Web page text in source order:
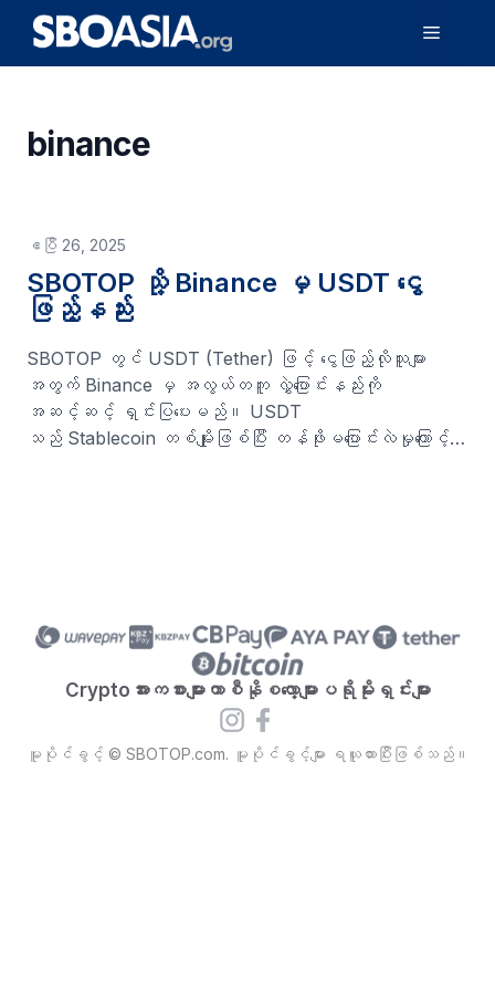
Skip
content
Menu
binance
ဧပြီ 26, 2025
SBOTOP သို့ Binance မှ USDT ငွေ
ဖြည့်နည်း
SBOTOP တွင် USDT (Tether) ဖြင့် ငွေဖြည့်လိုသူများ
အတွက် Binance မှ အလွယ်တကူ လွှဲပြောင်းနည်းကို
အဆင့်ဆင့် ရှင်းပြပေးမည်။ USDT
သည် Stablecoin တစ်မျိုးဖြစ်ပြီး တန်ဖိုးမပြောင်းလဲမှုကြောင့်
Crypto အားကစားများကာစီနိုစလော့များပရိုမိုးရှင်းများ
မူပိုင်ခွင့် © SBOTOP.com. မူပိုင်ခွင့်များ ရယူထားပြီးဖြစ်သည်။